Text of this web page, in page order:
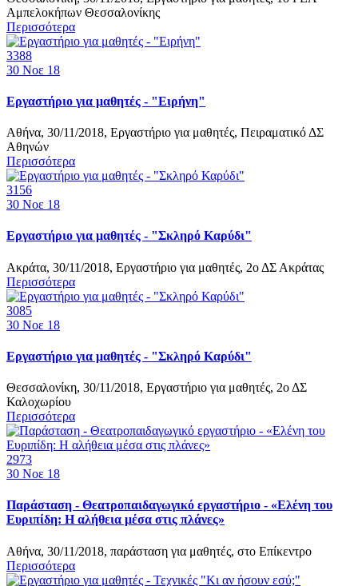
Αμπελοκήπων Θεσσαλονίκης
Περισσότερα
3388
30 Νοε 18
Εργαστήριο για μαθητές - "Ειρήνη"
Αθήνα, 30/11/2018, Εργαστήριο για μαθητές, Πειραματικό ΔΣ
Αθηνών
Περισσότερα
3156
30 Νοε 18
Εργαστήριο για μαθητές - "Σκληρό Καρύδι"
Ακράτα, 30/11/2018, Εργαστήριο για μαθητές, 2ο ΔΣ Ακράτας
Περισσότερα
3085
30 Νοε 18
Εργαστήριο για μαθητές - "Σκληρό Καρύδι"
Θεσσαλονίκη, 30/11/2018, Εργαστήριο για μαθητές, 2ο ΔΣ
Καλοχωρίου
Περισσότερα
2973
30 Νοε 18
Παράσταση - Θεατροπαιδαγωγικό εργαστήριο - «Ελένη του
Ευριπίδη: Η αλήθεια μέσα στις πλάνες»
Αθήνα, 30/11/2018, παράσταση για μαθητές, στο Επίκεντρο
Περισσότερα